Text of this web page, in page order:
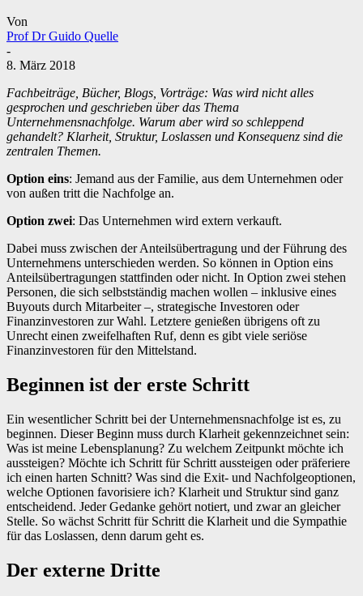
Von
Prof Dr Guido Quelle
-
8. März 2018
Fachbeiträge, Bücher, Blogs, Vorträge: Was wird nicht alles
gesprochen und geschrieben über das Thema
Unternehmensnachfolge. Warum aber wird so schleppend
gehandelt? Klarheit, Struktur, Loslassen und Konsequenz sind die
zentralen Themen.
Option eins: Jemand aus der Familie, aus dem Unternehmen oder
von außen tritt die Nachfolge an.
Option zwei: Das Unternehmen wird extern verkauft.
Dabei muss zwischen der Anteilsübertragung und der Führung des
Unternehmens unterschieden werden. So können in Option eins
Anteilsübertragungen stattfinden oder nicht. In Option zwei stehen
Personen, die sich selbstständig machen wollen – inklusive eines
Buyouts durch Mitarbeiter –, strategische Investoren oder
Finanzinvestoren zur Wahl. Letztere genießen übrigens oft zu
Unrecht einen zweifelhaften Ruf, denn es gibt viele seriöse
Finanzinvestoren für den Mittelstand.
Beginnen ist der erste Schritt
Ein wesentlicher Schritt bei der Unternehmensnachfolge ist es, zu
beginnen. Dieser Beginn muss durch Klarheit gekennzeichnet sein:
Was ist meine Lebensplanung? Zu welchem Zeitpunkt möchte ich
aussteigen? Möchte ich Schritt für Schritt aussteigen oder präferiere
ich einen harten Schnitt? Was sind die Exit- und Nachfolgeoptionen,
welche Optionen favorisiere ich? Klarheit und Struktur sind ganz
entscheidend. Jeder Gedanke gehört notiert, und zwar an gleicher
Stelle. So wächst Schritt für Schritt die Klarheit und die Sympathie
für das Loslassen, denn darum geht es.
Der externe Dritte